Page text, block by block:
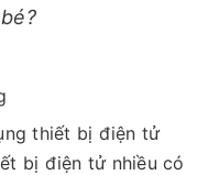
thiết bị điện tử
bị điện tử nhiều có